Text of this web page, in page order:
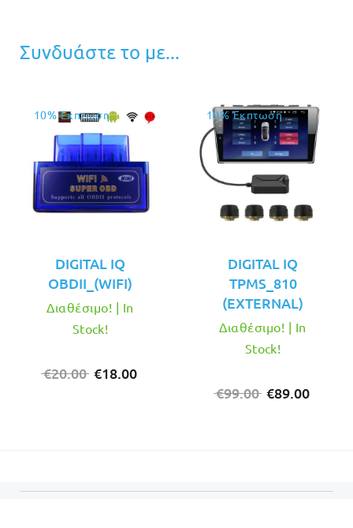
Συνδυάστε το με...
10% Έκπτωση
DIGITAL IQ
OBDII_(WIFI)
€20.00 Original
€18.00
Διαθέσιμο! | In
Stock!
10% Έκπτωση
DIGITAL IQ
TPMS_810
(EXTERNAL)
€99.00 Original
€89.00
Διαθέσιμο! | In
Stock!